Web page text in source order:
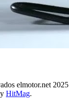
elmotor.net 2025
y HitMag.